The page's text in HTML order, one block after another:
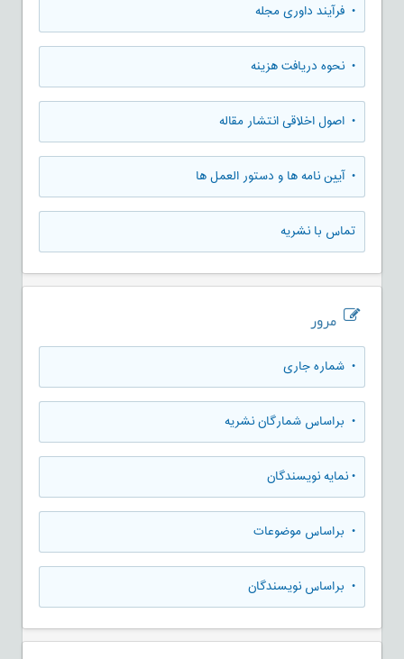
• فرآیند داوری مجله
• نحوه دریافت هزینه
• اصول اخلاقی انتشار مقاله
• آیین نامه ها و دستور العمل ها
تماس با نشریه
مرور
• شماره جاری
• براساس شمارگان نشریه
•نمایه نویسندگان
• براساس موضوعات
• براساس نویسندگان